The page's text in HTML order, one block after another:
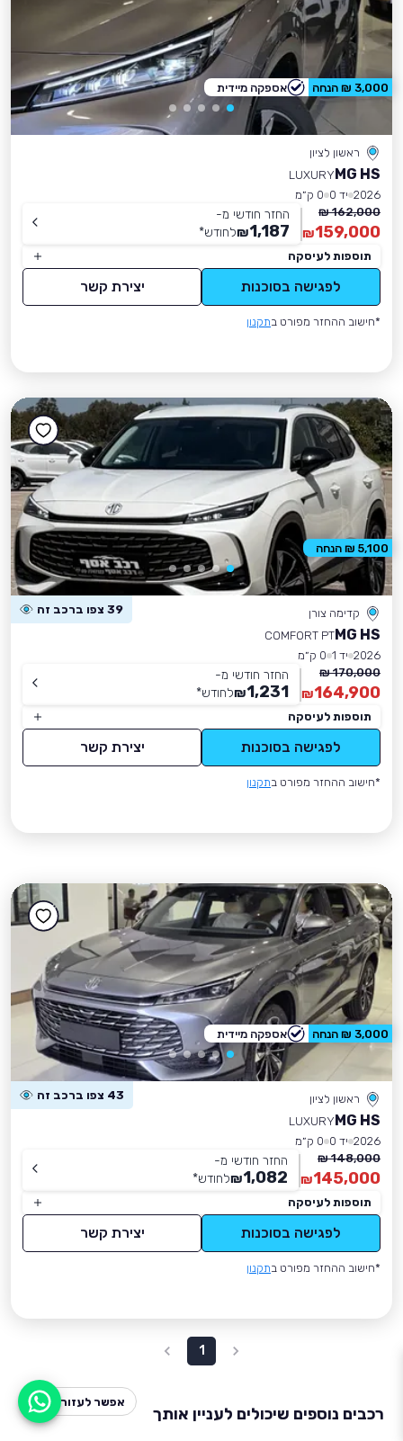
ראשון לציון
MG HS
LUXURY
2026 יד 0
0 ק״מ
162,000 ₪
159,000
₪
החזר חודשי מ-
1,187
₪לחודש*
תוספות לעיסקה
לפגישה בסוכנות יצירת קשר
*חישוב ההחזר מפורט בתקנון
3,000 ₪ הנחה אספקה מיידית
קדימה צורן 39 צפו ברכב זה
MG HS
COMFORT PT
2026 יד 1
0 ק״מ
170,000 ₪
164,900
₪
החזר חודשי מ-
1,231
₪לחודש*
תוספות לעיסקה
לפגישה בסוכנות יצירת קשר
*חישוב ההחזר מפורט בתקנון
5,100 ₪ הנחה
ראשון לציון 43 צפו ברכב זה
MG HS
LUXURY
2026 יד 0
0 ק״מ
148,000 ₪
145,000
₪
החזר חודשי מ-
1,082
₪לחודש*
תוספות לעיסקה
לפגישה בסוכנות יצירת קשר
*חישוב ההחזר מפורט בתקנון
3,000 ₪ הנחה אספקה מיידית
1
רכבים נוספים שיכולים לעניין אותך
אפשר לעזור?